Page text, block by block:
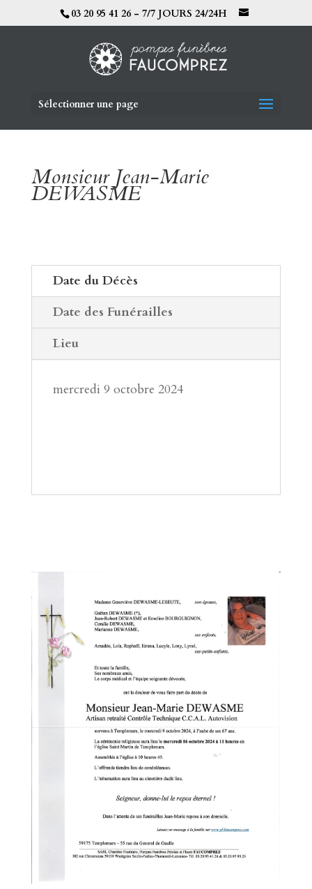
03 20 95 41 26 - 7/7 JOURS 24/24H
Sélectionner une page
Monsieur Jean-Marie
DEWASME
Date du Décès
Date des Funérailles
Lieu
mercredi 9 octobre 2024